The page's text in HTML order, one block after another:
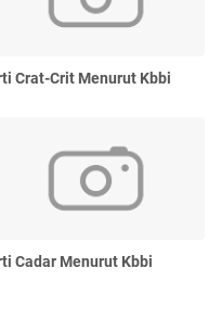
Crat-Crit Menurut Kbbi
Cadar Menurut Kbbi